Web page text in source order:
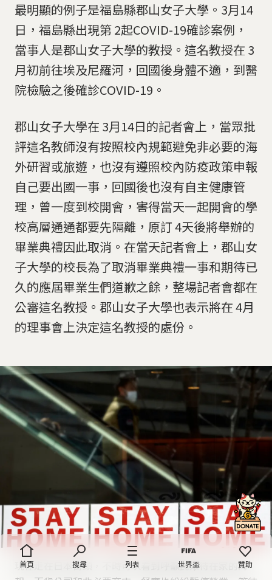
首頁 搜尋 列表 世界盃 贊助
最明顯的例子是福島縣郡山女子大學。3月14
日，福島縣出現第 2起COVID-19確診案例，
當事人是郡山女子大學的教授。這名教授在 3
月初前往埃及尼羅河，回國後身體不適，到醫
院檢驗之後確診COVID-19。
郡山女子大學在 3月14日的記者會上，當眾批
評這名教師沒有按照校內規範避免非必要的海
外研習或旅遊，也沒有遵照校內防疫政策申報
自己要出國一事，回國後也沒有自主健康管
理，曾一度到校開會，害得當天一起開會的學
校高層通通都要先隔離，原訂 4天後將舉辦的
畢業典禮因此取消。在當天記者會上，郡山女
子大學的校長為了取消畢業典禮一事和期待已
久的應屆畢業生們道歉之餘，整場記者會都在
公審這名教授。郡山女子大學也表示將在 4月
的理事會上決定這名教授的處份。
現在走在日本街頭，不時可以看到呼籲民眾待在家的海